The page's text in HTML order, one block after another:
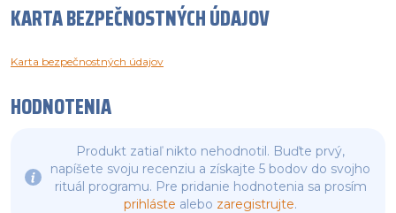
KARTA BEZPEČNOSTNÝCH ÚDAJOV
Karta bezpečnostných údajov
HODNOTENIA
Produkt zatiaľ nikto nehodnotil. Buďte prvý,
napíšete svoju recenziu a získajte 5 bodov do svojho
rituál programu. Pre pridanie hodnotenia sa prosím
prihláste alebo zaregistrujte.